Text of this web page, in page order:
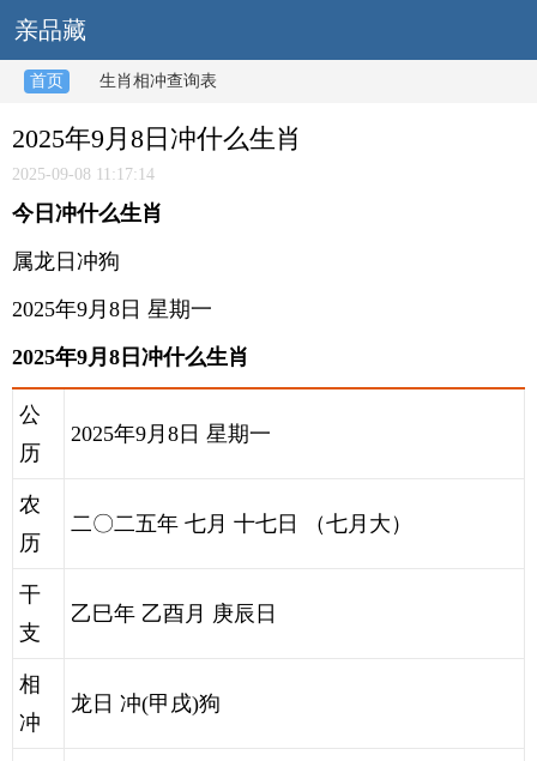
亲品藏
首页 生肖相冲查询表
2025年9月8日冲什么生肖
2025-09-08 11:17:14
今日冲什么生肖
属龙日冲狗
2025年9月8日 星期一
2025年9月8日冲什么生肖
公
历
2025年9月8日 星期一
农
历
二〇二五年 七月 十七日 （七月大）
干
支
乙巳年 乙酉月 庚辰日
相
冲
龙日 冲(甲戌)狗